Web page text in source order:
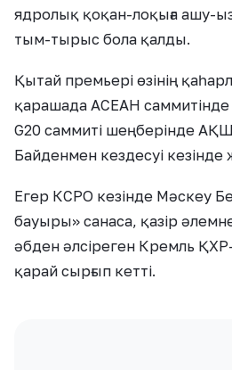
ядролық қоқан-лоқыға ашу-
тым-тырыс бола қалды.
Қытай премьері өзінің
қарашада АСЕАН
G20 саммиті шеңберінде
Байденмен кездесуі кезінде
Егер КСРО кезінде Мәскеу
бауыры» санаса, қазір
әбден әлсіреген Кремль ҚХР-
қарай сырғып кетті.